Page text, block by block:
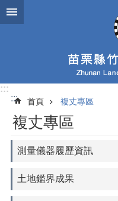
跳到主要內容區塊
:::
:::
首頁 複丈專區
複丈專區
測量儀器履歷資訊
土地鑑界成果